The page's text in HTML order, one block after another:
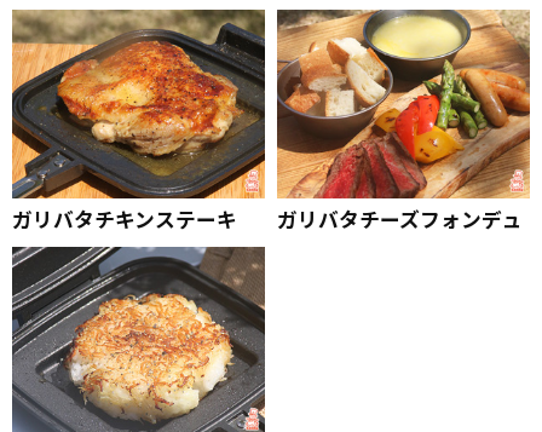
ガリバタチキンステーキ ガリバタチーズフォンデュ